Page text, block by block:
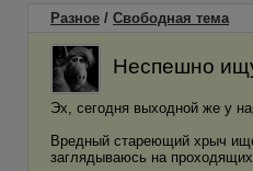
Разное / Свободная тема
Неспешно
Эх, сегодня выходной же у
Вредный стареющий хрыч
заглядываюсь на